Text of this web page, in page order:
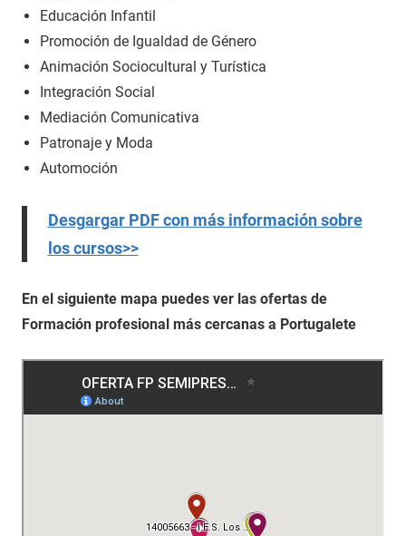
Educación Infantil
Promoción de Igualdad de Género
Animación Sociocultural y Turística
Integración Social
Mediación Comunicativa
Patronaje y Moda
Automoción
Desgargar PDF con más información sobre
los cursos>>
En el siguiente mapa puedes ver las ofertas de
Formación profesional más cercanas a Portugalete